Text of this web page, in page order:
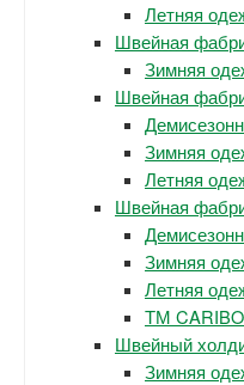
Летняя
Швейная
Зимняя
Швейная
Зимняя
Летняя
Швейная
Зимняя
Летняя
ТМ
Швейный
Зимняя